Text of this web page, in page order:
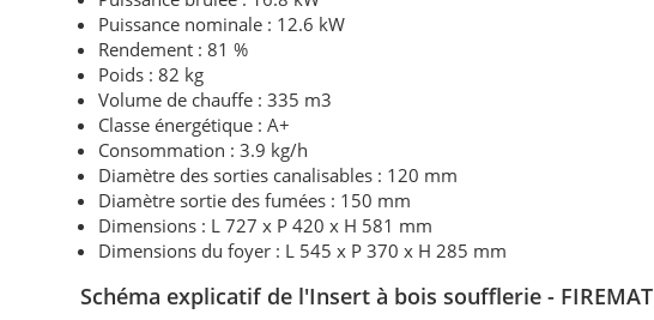
Puissance nominale : 12.6 kW
Rendement : 81 %
Poids : 82 kg
Volume de chauffe : 335 m3
Classe énergétique : A+
Consommation : 3.9 kg/h
Diamètre des sorties canalisables : 120 mm
Diamètre sortie des fumées : 150 mm
Dimensions : L 727 x P 420 x H 581 mm
Dimensions du foyer : L 545 x P 370 x H 285 mm
Schéma explicatif de l'Insert à bois soufflerie -